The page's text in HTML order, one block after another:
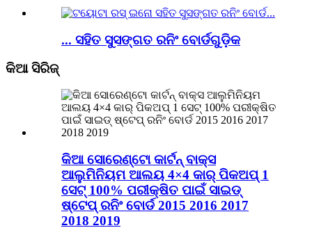
... ସହିତ ସୁସଙ୍ଗତ ରନିଂ ବୋର୍ଡଗୁଡ଼ିକ
କିଆ ସିରିଜ୍
କିଆ ସୋରେଣ୍ଟୋ କାର୍ଟନ୍ ବାକ୍ସ
ଆଲୁମିନିୟମ ଆଲୟ 4×4 କାର୍ ପିକଅପ୍ 1
ସେଟ୍ 100% ପରୀକ୍ଷିତ ପାଇଁ ସାଇଡ୍
ଷ୍ଟେପ୍ ରନିଂ ବୋର୍ଡ 2015 2016 2017
2018 2019